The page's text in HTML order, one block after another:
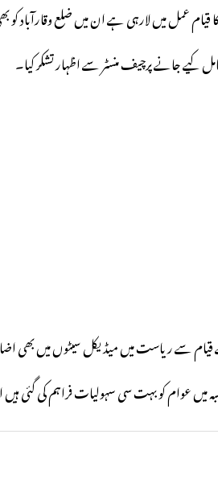
عمل میں لارہی ہے ان میں ضلع وقارآباد
کیے جانے پرچیف منسٹر سے اظہار تشکر کیا۔
قیام سے ریاست میں میڈیکل سیٹوں میں بھی
عوام کو بہت سی سہولیات فراہم کی گئی